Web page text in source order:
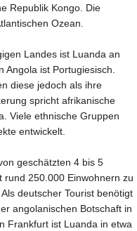
Republik Kongo. Die
Ozean.
Landes ist Luanda an
Angola ist Portugiesisch.
diese jedoch als ihre
spricht afrikanische
Viele ethnische Gruppen
entwickelt.
geschätzten 4 bis 5
rund 250.000 Einwohnern zu
deutscher Tourist benötigt
angolanischen Botschaft in
Frankfurt ist Luanda in etwa